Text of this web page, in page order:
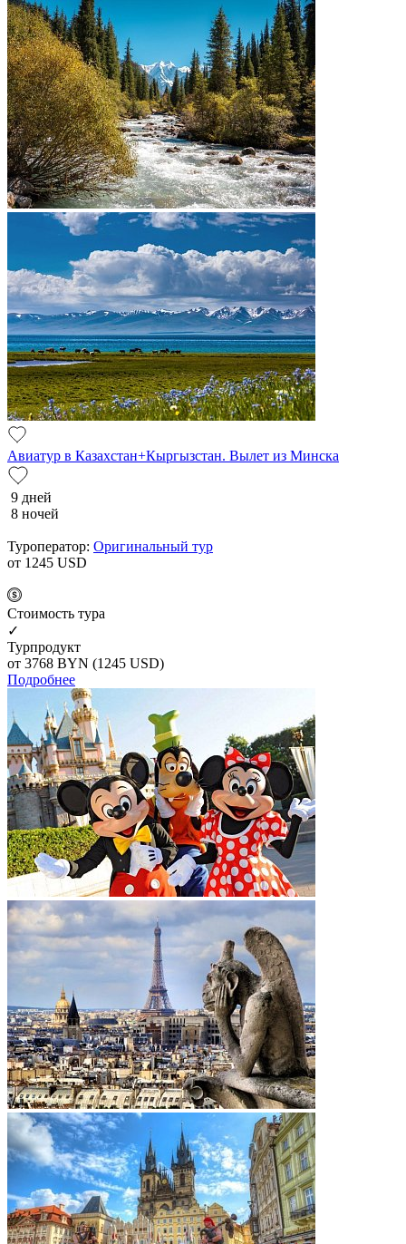
Авиатур в Казахстан+Кыргызстан. Вылет из Минска
9 дней
8 ночей
Туроператор: Оригинальный тур
от 1245 USD
Cтоимость тура
✓
Турпродукт
от 3768 BYN (1245 USD)
Подробнее